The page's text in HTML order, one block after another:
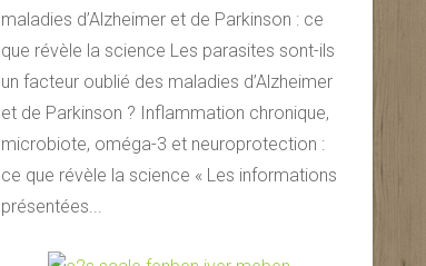
maladies d’Alzheimer et de Parkinson : ce
que révèle la science Les parasites sont-ils
un facteur oublié des maladies d’Alzheimer
et de Parkinson ? Inflammation chronique,
microbiote, oméga-3 et neuroprotection :
ce que révèle la science « Les informations
présentées...